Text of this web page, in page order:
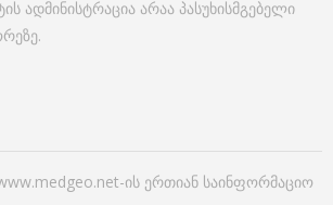
ადმინისტრაცია არაა პასუხისმგებელი
ის ერთიან საინფორმაციო